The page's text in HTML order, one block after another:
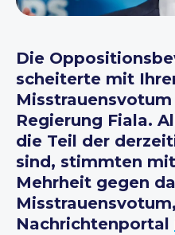
Die
scheiterte mit
Regierung Fiala.
die Teil der
sind, stimmten
Mehrheit gegen
Nachrichtenportal